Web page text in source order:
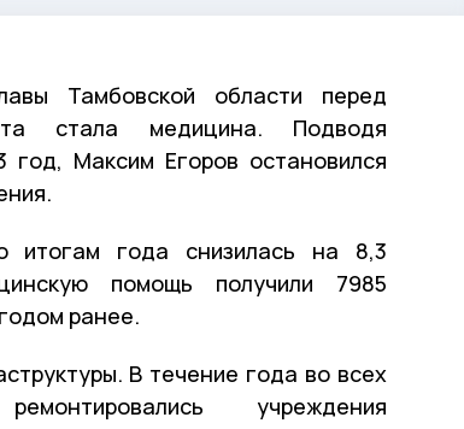
Тамбовской области перед
стала медицина. Подводя
Максим Егоров остановился
итогам года снизилась на 8,3
помощь получили 7985
ранее.
В течение года во всех
учреждения